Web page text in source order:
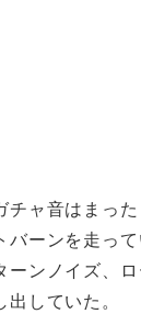
ャ音はまった
ーンを走って
ンノイズ、ロ
していた。